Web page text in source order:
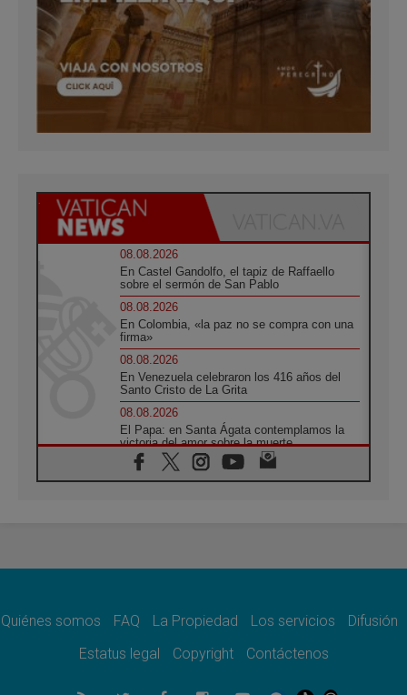
08.08.2026
En Castel Gandolfo, el tapiz de Raffaello
sobre el sermón de San Pablo
08.08.2026
En Colombia, «la paz no se compra con una
firma»
08.08.2026
En Venezuela celebraron los 416 años del
Santo Cristo de La Grita
08.08.2026
El Papa: en Santa Ágata contemplamos la
victoria del amor sobre la muerte
08.08.2026
León XIV visitará el Santuario de la Madre
07.08.2026
07.08.2026
el compromiso del cristiano"
Quiénes somos FAQ La Propiedad Los servicios
Difusión
Estatus legal
Copyright Contáctenos